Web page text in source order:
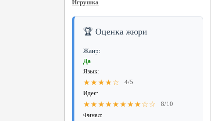
Игрушка
🏆 Оценка жюри
Жанр:
Да
Язык:
★★★★☆
4/5
Идея:
★★★★★★★★☆☆
8/10
Финал: